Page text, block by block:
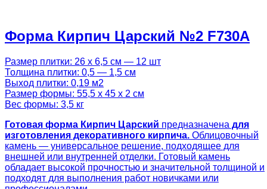
Форма Кирпич Царский №2 F730A
Размер плитки: 26 х 6,5 см — 12 шт
Толщина плитки: 0,5 — 1,5 см
Выход плитки: 0,19 м2
Размер формы: 55,5 х 45 х 2 см
Вес формы: 3,5 кг
Готовая форма Кирпич Царский предназначена для
изготовления декоративного кирпича. Облицовочный
камень — универсальное решение, подходящее для
внешней или внутренней отделки. Готовый камень
обладает высокой прочностью и значительной толщиной и
подходят для выполнения работ новичками или